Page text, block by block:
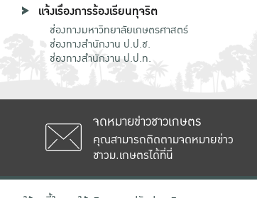
แจ้งเรื่องการร้องเรียนทุจริต
ช่องทางมหาวิทยาลัยเกษตรศาสตร์
ช่องทางสำนักงาน ป.ป.ช.
ช่องทางสำนักงาน ป.ป.ท.
จดหมายข่าวชาวเกษตร
คุณสามารถติดตามจดหมายข่าว
ชาวม.เกษตรได้ที่นี่